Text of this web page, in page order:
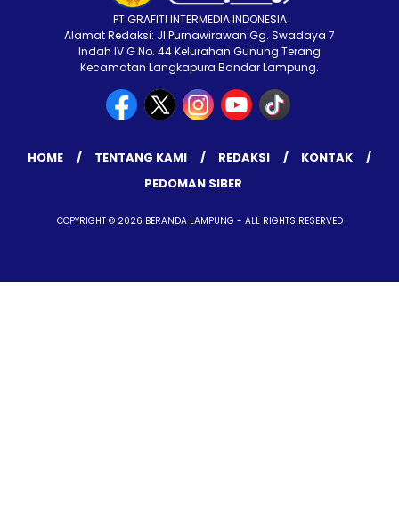
PT GRAFITI INTERMEDIA INDONESIA
Alamat Redaksi: Jl Purnawirawan Gg. Swadaya 7
Indah IV G No. 44 Kelurahan Gunung Terang
Kecamatan Langkapura Bandar Lampung.
HOME TENTANG KAMI REDAKSI
KONTAK
PEDOMAN SIBER
COPYRIGHT © 2026 BERANDA LAMPUNG - ALL RIGHTS RESERVED